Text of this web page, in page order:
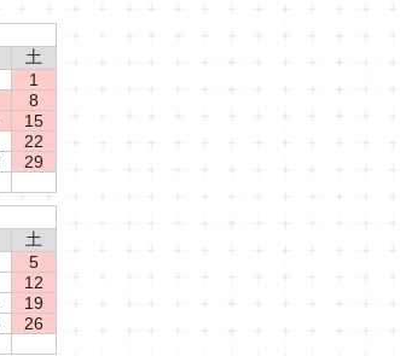
土
1
8
15
22
29
土
5
12
19
26